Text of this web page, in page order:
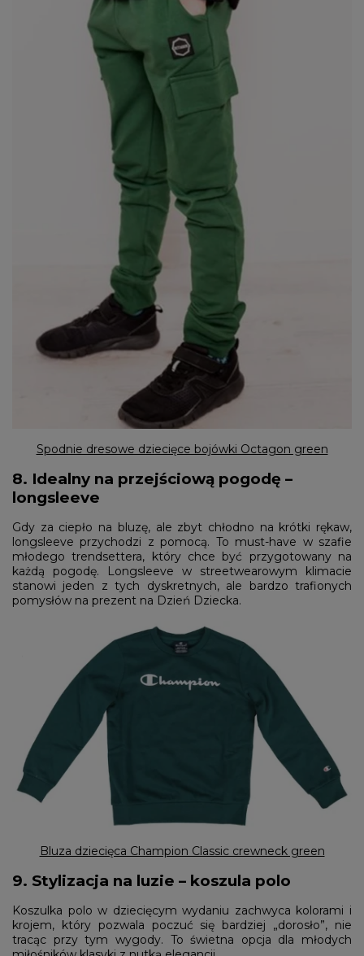
Spodnie dresowe dziecięce bojówki Octagon green
8. Idealny na przejściową pogodę –
longsleeve
Gdy za ciepło na bluzę, ale zbyt chłodno na krótki rękaw,
longsleeve przychodzi z pomocą. To must-have w szafie
młodego trendsettera, który chce być przygotowany na
każdą pogodę. Longsleeve w streetwearowym klimacie
stanowi jeden z tych dyskretnych, ale bardzo trafionych
pomysłów na prezent na Dzień Dziecka.
Bluza dziecięca Champion Classic crewneck green
9. Stylizacja na luzie – koszula polo
Koszulka polo w dziecięcym wydaniu zachwyca kolorami i
krojem, który pozwala poczuć się bardziej „dorosło”, nie
tracąc przy tym wygody. To świetna opcja dla młodych